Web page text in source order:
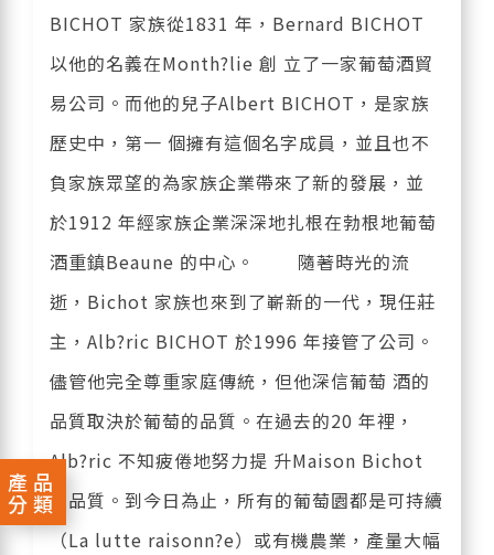
產品
分類
BICHOT 家族從1831 年，Bernard BICHOT
以他的名義在Month?lie 創 立了一家葡萄酒貿
易公司。而他的兒子Albert BICHOT，是家族
歷史中，第一 個擁有這個名字成員，並且也不
負家族眾望的為家族企業帶來了新的發展，並
於1912 年經家族企業深深地扎根在勃根地葡萄
酒重鎮Beaune 的中心。 隨著時光的流
逝，Bichot 家族也來到了嶄新的一代，現任莊
主，Alb?ric BICHOT 於1996 年接管了公司。
儘管他完全尊重家庭傳統，但他深信葡萄 酒的
品質取決於葡萄的品質。在過去的20 年裡，
Alb?ric 不知疲倦地努力提 升Maison Bichot
的品質。到今日為止，所有的葡萄園都是可持續
（La lutte raisonn?e）或有機農業，產量大幅